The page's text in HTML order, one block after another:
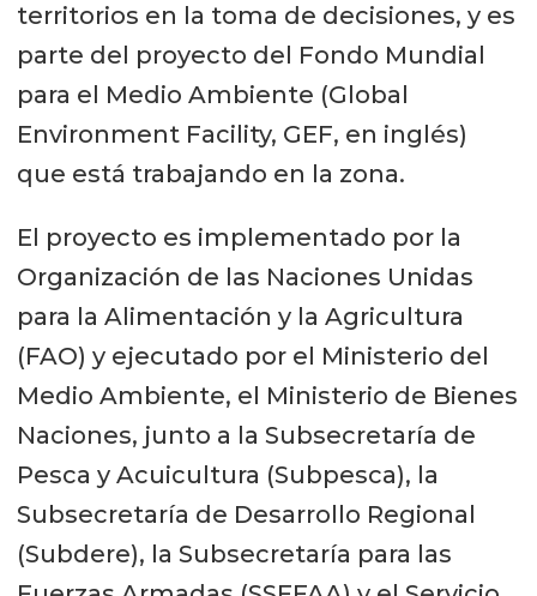
territorios en la toma de decisiones, y es
parte del proyecto del Fondo Mundial
para el Medio Ambiente (Global
Environment Facility, GEF, en inglés)
que está trabajando en la zona.
El proyecto es implementado por la
Organización de las Naciones Unidas
para la Alimentación y la Agricultura
(FAO) y ejecutado por el Ministerio del
Medio Ambiente, el Ministerio de Bienes
Naciones, junto a la Subsecretaría de
Pesca y Acuicultura (Subpesca), la
Subsecretaría de Desarrollo Regional
(Subdere), la Subsecretaría para las